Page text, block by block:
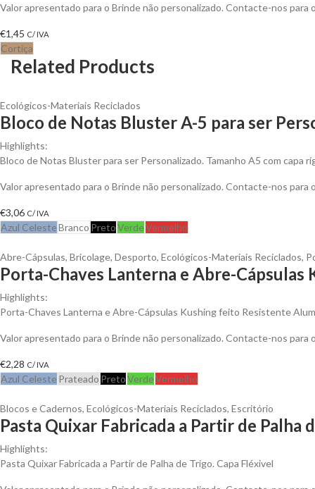
Valor apresentado para o Brinde não personalizado. Contacte-nos
€1,45 C/ IVA
Cortiça
Related Products
Ecológicos-Materiais Reciclados
Bloco de Notas Bluster A-5 para ser
Highlights:
Bloco de Notas Bluster para ser Personalizado. Tamanho A5 com capa
Valor apresentado para o Brinde não personalizado. Contacte-nos
€3,06 C/ IVA
Azul CelesteBranco PretoVerdeVermelho
Abre-Cápsulas, Bricolage, Desporto, Ecológicos-Materiais Reciclados,
Porta-Chaves Lanterna e Abre-Cápsulas
Highlights:
Porta-Chaves Lanterna e Abre-Cápsulas Kushing feito Resistente
Valor apresentado para o Brinde não personalizado. Contacte-nos
€2,28 C/ IVA
Azul Celeste Prateado PretoVerdeVermelho
Blocos e Cadernos, Ecológicos-Materiais Reciclados, Escritório
Pasta Quixar Fabricada a Partir de Palha
Highlights:
Pasta Quixar Fabricada a Partir de Palha de Trigo. Capa Fléxivel